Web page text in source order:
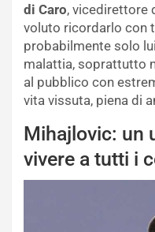
di Caro, vicedirettore
voluto ricordarlo con
probabilmente solo
malattia, soprattutto
al pubblico con
vita vissuta, piena di
Mihajlovic: un
vivere a tutti i